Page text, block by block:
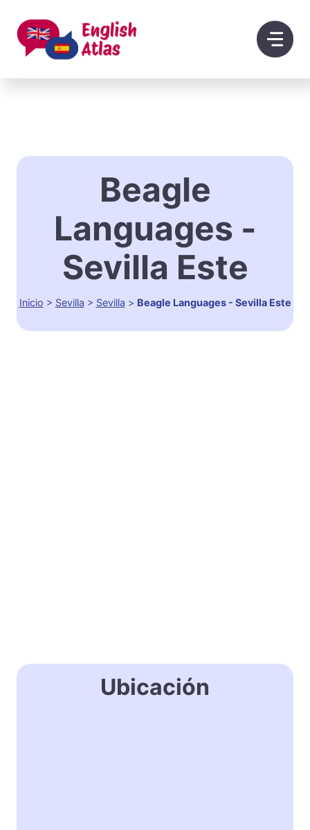
contenido
Beagle
Languages ​​-
Sevilla Este
Inicio > Sevilla > Sevilla > Beagle Languages ​​- Sevilla Este
Ubicación